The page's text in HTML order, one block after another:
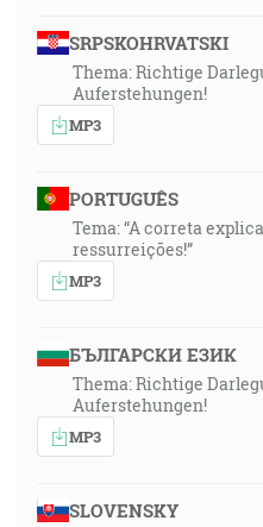
SRPSKOHRVATSKI
Thema: Richtige
Auferstehungen!
MP3
PORTUGUÊS
Tema: “A correta
ressurreições!”
MP3
БЪЛГАРСКИ ЕЗИК
Thema: Richtige
Auferstehungen!
MP3
SLOVENSKY